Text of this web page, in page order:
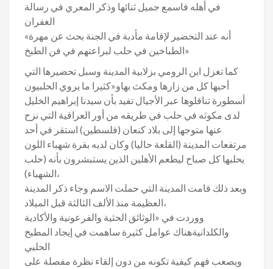
في أهله فاسمع جميل ثنائها وذكر المعري في رسالة
الغفران
«أنه عند التحضير لإقامة مأدبة في الجنة بحث عن مهرة
الطباخين في حلب لبراعتهم في فن الطبخ»
كما تغزل ابن الرومي بزلابية المدينة وسبل تحضيرها التي
أحبها كل من زارها ومكث بهاو«كثيرا ما يروي الحلبيون
أسطورة تناقلوها عبر الأجيال تفيد بأن سيدنا إبراهيم الخليل
لدى مكوثه في حلب في طريقه من أور العراقية التي نزح
عنها متوجها إلى بلاد كنعان (فلسطين) استقر في أحد
مرتفعات المدينة (القلعة حاليا) وكان لديه بقرة شهباء اللون
يحلبها كل صباح ليطعم الأهلين الذين يستبشرون بأنه (حلب
الشهباء)،
وبعد ذلك قامت المدينة التي حملت الاسم وجاء ذكر المدينة
العظيمة منذ الألف الثالثة قبل الميلاد،
ووردت في «الوثائق الحثية والفرعونية والأكادية
والكلدانيةهناك عوامل كثيرة ساهمت في إيجاد المطبخ
الحلبي
ويصعب فهم كيفية تكونه من دون إلقاء نظرة مفصلة على